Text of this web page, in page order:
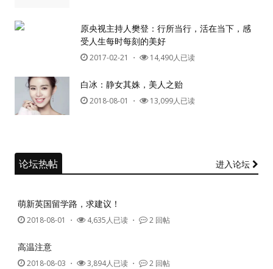
原央视主持人樊登：行所当行，活在当下，感
受人生每时每刻的美好
2017-02-21 ・ 14,490人已读
白冰：静女其姝，美人之贻
2018-08-01 ・ 13,099人已读
论坛热帖 进入论坛
萌新英国留学路，求建议！
2018-08-01 ・ 4,635人已读 ・ 2 回帖
高温注意
2018-08-03 ・ 3,894人已读 ・ 2 回帖